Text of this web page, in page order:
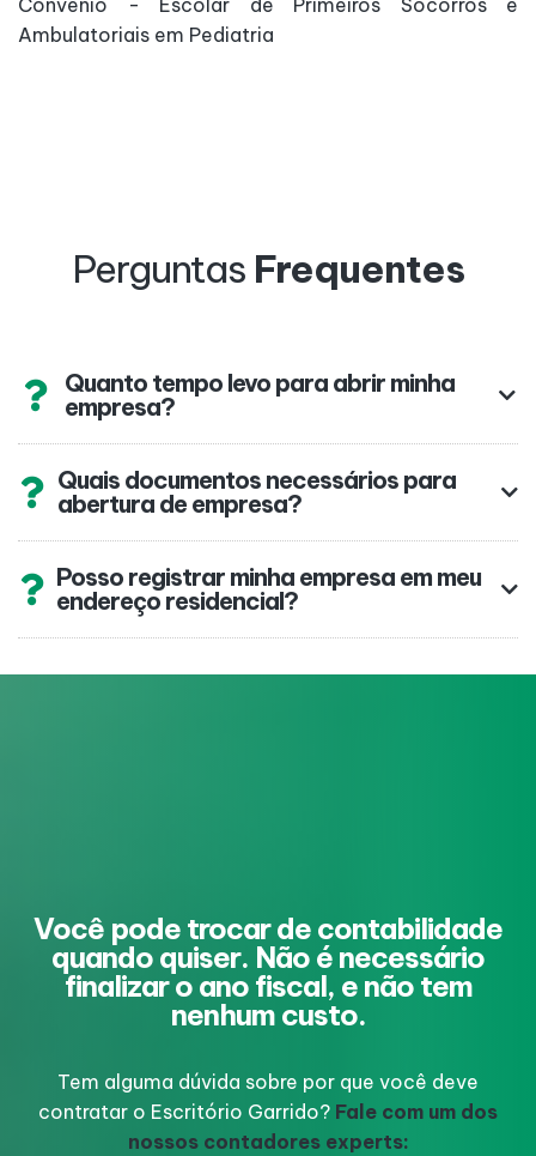
Convênio - Escolar de Primeiros Socorros e
Ambulatoriais em Pediatria
Perguntas Frequentes
Quanto tempo levo para abrir minha
empresa?
Quais documentos necessários para
abertura de empresa?
Posso registrar minha empresa em meu
endereço residencial?
Você pode trocar de contabilidade
quando quiser. Não é necessário
finalizar o ano fiscal, e não tem
nenhum custo.
Tem alguma dúvida sobre por que você deve
contratar o Escritório Garrido? Fale com um dos
nossos contadores experts: